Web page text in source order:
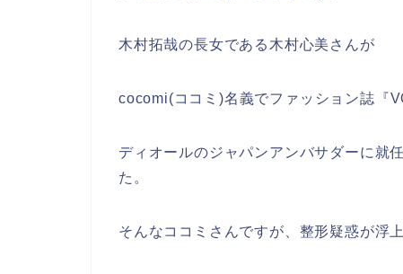
木村拓哉の長女である木村心美さんが
cocomi(ココミ)名義でファッション誌『
ディオールのジャパンアンバサダーに就
た。
そんなココミさんですが、整形疑惑が浮